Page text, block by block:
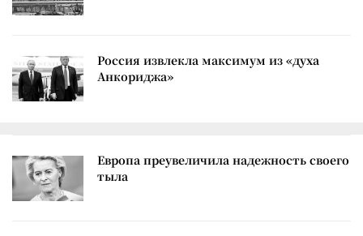
Россия извлекла максимум из «духа
Анкориджа»
Европа преувеличила надежность своего
тыла